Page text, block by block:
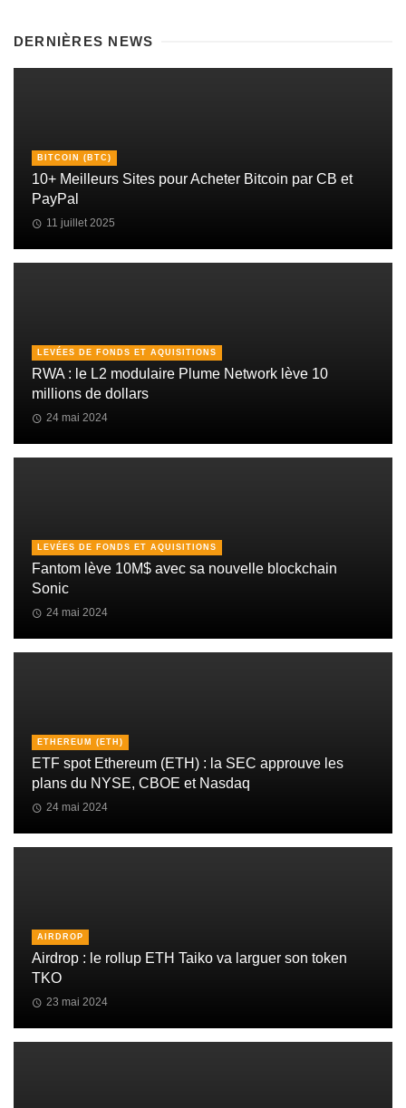
DERNIÈRES NEWS
BITCOIN (BTC)
10+ Meilleurs Sites pour Acheter Bitcoin par CB et
PayPal
11 juillet 2025
LEVÉES DE FONDS ET AQUISITIONS
RWA : le L2 modulaire Plume Network lève 10
millions de dollars
24 mai 2024
LEVÉES DE FONDS ET AQUISITIONS
Fantom lève 10M$ avec sa nouvelle blockchain
Sonic
24 mai 2024
ETHEREUM (ETH)
ETF spot Ethereum (ETH) : la SEC approuve les
plans du NYSE, CBOE et Nasdaq
24 mai 2024
AIRDROP
Airdrop : le rollup ETH Taiko va larguer son token
TKO
23 mai 2024